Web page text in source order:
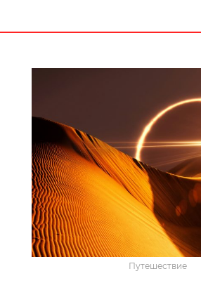
Путешествие